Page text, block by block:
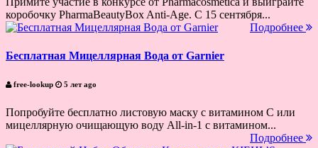
коробочку PharmaBeautyBox Anti-Age. С 15 сентября...
Подробнее
Бесплатная Мицеллярная Вода от Garnier
free-lookup 5 лет ago
Попробуйте бесплатно листовую маску с витамином C или
мицеллярную очищающую воду All-in-1 с витамином...
Подробнее